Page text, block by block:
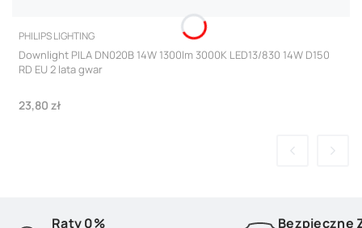
PRODUCENT
PHILIPS LIGHTING
Downlight PILA DN020B 14W 1300lm 3000K LED13/830 14W D150
RD EU 2 lata gwar
Cena
23,80 zł
Raty 0%
Bezpieczne